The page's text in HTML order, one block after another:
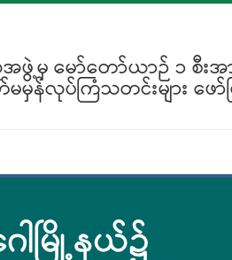
ဖွဲ့မှ မော်တော်ယာဉ် ၁ စီး
န်လုပ်ကြံသတင်းများ ဖ